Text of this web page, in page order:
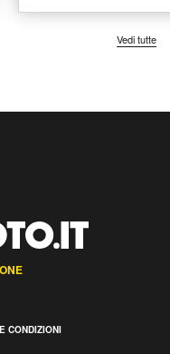
Vedi tutte
CONDIZIONI